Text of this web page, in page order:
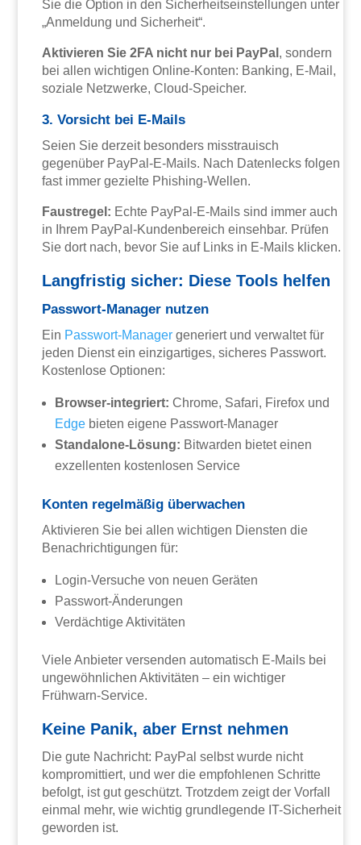
Sie die Option in den Sicherheitseinstellungen unter
„Anmeldung und Sicherheit“.
Aktivieren Sie 2FA nicht nur bei PayPal , sondern
bei allen wichtigen Online-Konten: Banking, E-Mail,
soziale Netzwerke, Cloud-Speicher.
3. Vorsicht bei E-Mails
Seien Sie derzeit besonders misstrauisch
gegenüber PayPal-E-Mails. Nach Datenlecks folgen
fast immer gezielte Phishing-Wellen.
Faustregel: Echte PayPal-E-Mails sind immer auch
in Ihrem PayPal-Kundenbereich einsehbar. Prüfen
Sie dort nach, bevor Sie auf Links in E-Mails klicken.
Langfristig sicher: Diese Tools helfen
Passwort-Manager nutzen
Ein Passwort-Manager generiert und verwaltet für
jeden Dienst ein einzigartiges, sicheres Passwort.
Kostenlose Optionen:
Browser-integriert: Chrome, Safari, Firefox und
Edge bieten eigene Passwort-Manager
Standalone-Lösung: Bitwarden bietet einen
exzellenten kostenlosen Service
Konten regelmäßig überwachen
Aktivieren Sie bei allen wichtigen Diensten die
Benachrichtigungen für:
Login-Versuche von neuen Geräten
Passwort-Änderungen
Verdächtige Aktivitäten
Viele Anbieter versenden automatisch E-Mails bei
ungewöhnlichen Aktivitäten – ein wichtiger
Frühwarn-Service.
Keine Panik, aber Ernst nehmen
Die gute Nachricht: PayPal selbst wurde nicht
kompromittiert, und wer die empfohlenen Schritte
befolgt, ist gut geschützt. Trotzdem zeigt der Vorfall
einmal mehr, wie wichtig grundlegende IT-Sicherheit
geworden ist.